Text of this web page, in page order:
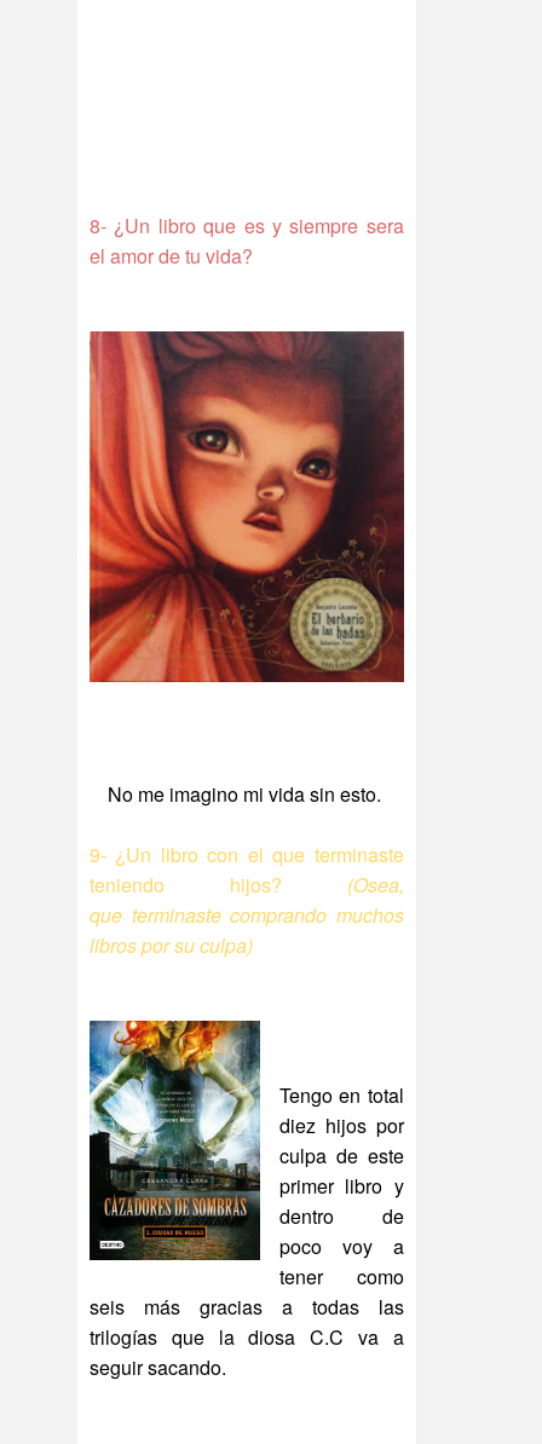
8- ¿Un libro que es y siempre sera
el amor de tu vida?
No me imagino mi vida sin esto.
9- ¿Un libro con el que terminaste
teniendo hijos? (Osea,
que terminaste comprando muchos
libros por su culpa)
Tengo en total
diez hijos por
culpa de este
primer libro y
dentro de
poco voy a
tener como
seis más gracias a todas las
trilogías que la diosa C.C va a
seguir sacando.